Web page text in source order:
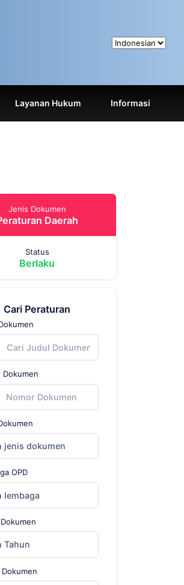
Layanan Hukum Informasi
Jenis Dokumen
Daerah
Status
Berlaku
Cari Peraturan
Dokumen
jenis dokumen
OPD
lembaga
Tahun